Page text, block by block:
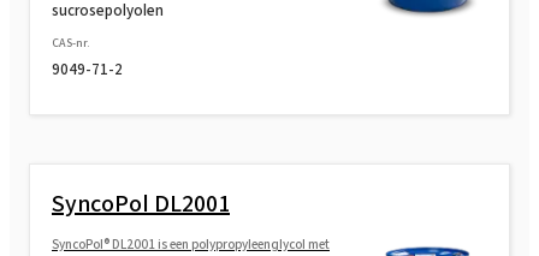
sucrosepolyolen
CAS-nr.
9049-71-2
SyncoPol DL2001
SyncoPol® DL2001 is een polypropyleenglycol met